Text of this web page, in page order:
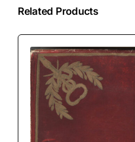
Related Products